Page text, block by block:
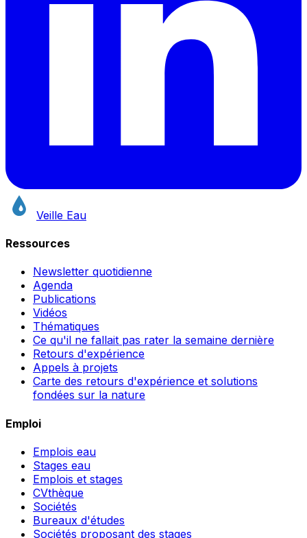
Veille Eau
Ressources
Newsletter quotidienne
Agenda
Publications
Vidéos
Thématiques
Ce qu'il ne fallait pas rater la semaine dernière
Retours d'expérience
Appels à projets
Carte des retours d'expérience et solutions
fondées sur la nature
Emploi
Emplois eau
Stages eau
Emplois et stages
CVthèque
Sociétés
Bureaux d'études
Sociétés proposant des stages